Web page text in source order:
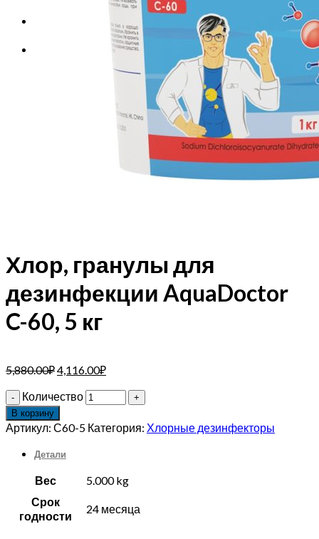
Хлор, гранулы для
дезинфекции AquaDoctor
C-60, 5 кг
5,880.00₽4,116.00₽
Количество
В корзину
Артикул: С60-5 Категория: Хлорные дезинфекторы
Детали
Вес
5.000 kg
Срок
годности
24 месяца